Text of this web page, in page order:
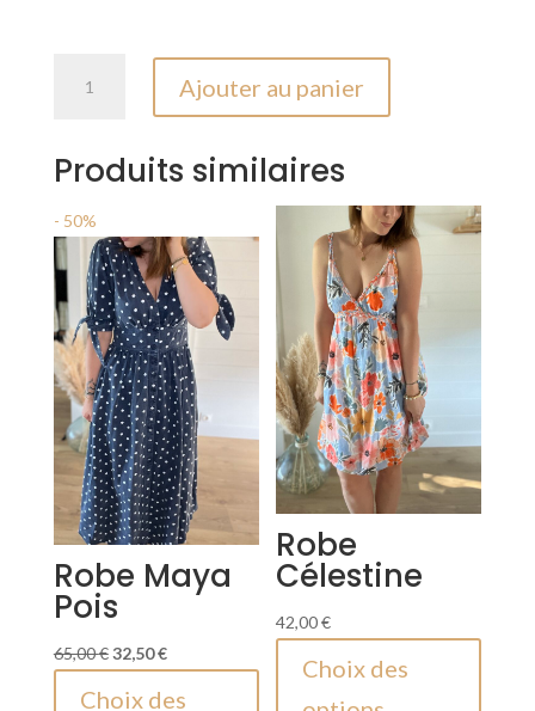
Noir
Ajouter au panier
Produits similaires
- 50%
Robe Maya
Pois
65,00€Le
32,50€Le
Choix des
Robe
Célestine
42,00€
Choix des